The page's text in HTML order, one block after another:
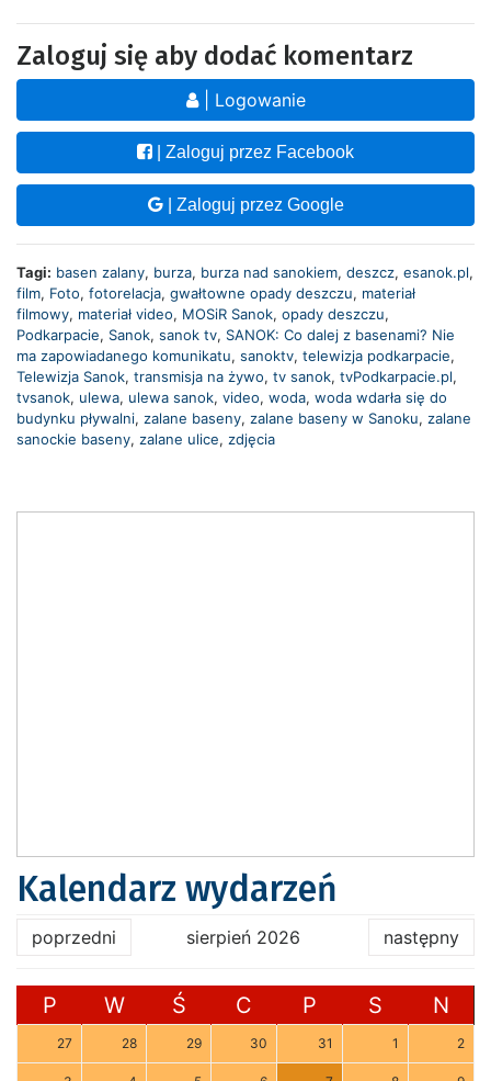
Zaloguj się aby dodać komentarz
| Logowanie
| Zaloguj przez Facebook
| Zaloguj przez Google
Tagi: basen zalany, burza, burza nad sanokiem, deszcz, esanok.pl,
film, Foto, fotorelacja, gwałtowne opady deszczu, materiał
filmowy, materiał video, MOSiR Sanok, opady deszczu,
Podkarpacie, Sanok, sanok tv, SANOK: Co dalej z basenami? Nie
ma zapowiadanego komunikatu, sanoktv, telewizja podkarpacie,
Telewizja Sanok, transmisja na żywo, tv sanok, tvPodkarpacie.pl,
tvsanok, ulewa, ulewa sanok, video, woda, woda wdarła się do
budynku pływalni, zalane baseny, zalane baseny w Sanoku, zalane
sanockie baseny, zalane ulice, zdjęcia
Kalendarz wydarzeń
poprzedni sierpień 2026 następny
P W Ś C P S N
27 28 29 30 31 1 2